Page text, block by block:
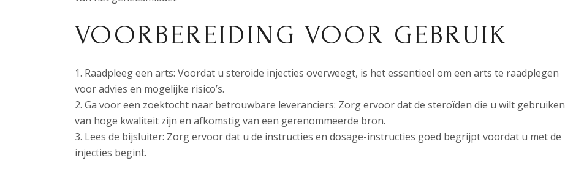
VOORBEREIDING VOOR GEBRUIK
Raadpleeg een arts: Voordat u steroide injecties overweegt, is het essentieel om een arts te raadplegen
voor advies en mogelijke risico’s.
Ga voor een zoektocht naar betrouwbare leveranciers: Zorg ervoor dat de steroïden die u wilt gebruiken
van hoge kwaliteit zijn en afkomstig van een gerenommeerde bron.
Lees de bijsluiter: Zorg ervoor dat u de instructies en dosage-instructies goed begrijpt voordat u met de
injecties begint.